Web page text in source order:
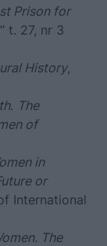
Prison for
t. 27, nr 3
History,
. The
of
in
or
International
The